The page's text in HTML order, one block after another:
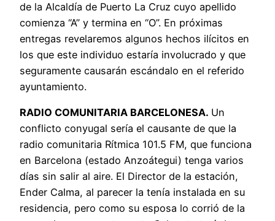
de la Alcaldía de Puerto La Cruz cuyo apellido
comienza “A” y termina en “O”. En próximas
entregas revelaremos algunos hechos ilícitos en
los que este individuo estaría involucrado y que
seguramente causarán escándalo en el referido
ayuntamiento.
RADIO COMUNITARIA BARCELONESA. Un
conflicto conyugal sería el causante de que la
radio comunitaria Rítmica 101.5 FM, que funciona
en Barcelona (estado Anzoátegui) tenga varios
días sin salir al aire. El Director de la estación,
Ender Calma, al parecer la tenía instalada en su
residencia, pero como su esposa lo corrió de la